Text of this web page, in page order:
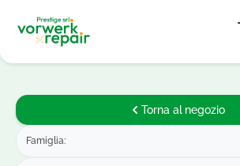
Torna al negozio
Famiglia: